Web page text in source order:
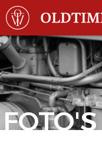
FOTO'S